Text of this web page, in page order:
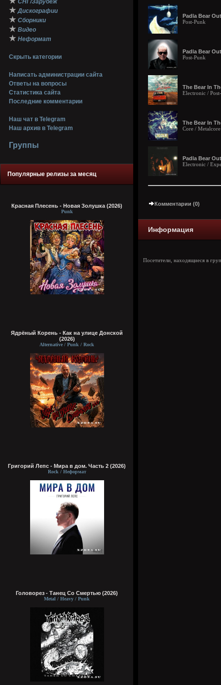
СНГ/Зарубеж
★ Дискографии
★ Сборники
★ Видео
★ Неформат
Скрыть категории
Написать администрации сайта
Ответы на вопросы
Статистика сайта
Последние комментарии
Наш чат в Telegram
Наш архив в Telegram
Группы
Популярные релизы за месяц
Красная Плесень - Новая Золушка (2026)
Punk
Ядрёный Корень - Как на улице Донской
(2026)
Alternative / Punk / Rock
Григорий Лепс - Мира в дом. Часть 2 (2026)
Rock / Неформат
Головорез - Tанец Со Смертью (2026)
Metal / Heavy / Punk
Padla Bear
Post-Punk
Padla Bear
Post-Punk
The Bear In
Electronic /
The Bear In
Core / Metalcore
Padla Bear
Electronic /
Комментарии (0)
Информация
Посетители, находящиеся в